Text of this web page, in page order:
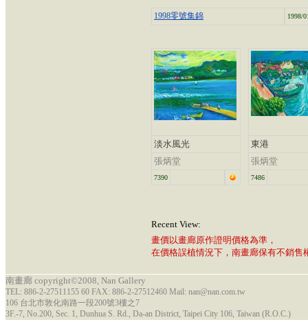
1998零號集錦 1998/
淡水風光
張炳堂
7390
東港
張炳堂
7486
Recent View:
畫價以畫廊原作證明價格為準，
在價格誤植情況下，南畫廊保有不銷售
南畫廊 copyright©2008, Nan Gallery
TEL: 886-2-27511155 60 FAX: 886-2-27512460 Mail: nan@nan.com.tw
106 台北市敦化南路一段200號3樓之7
3F.-7, No.200, Sec. 1, Dunhua S. Rd., Da-an District, Taipei City 106, Taiwan (R.O.C.)